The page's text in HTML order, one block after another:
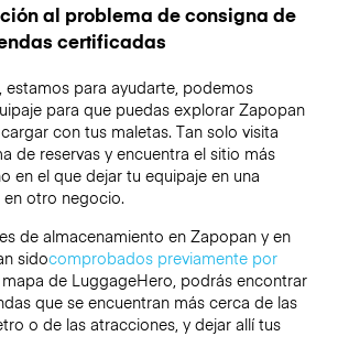
al problema de consigna de
certificadas
estamos para ayudarte, podemos
para que puedas explorar Zapopan
con tus maletas. Tan solo visita
de reservas y encuentra el sitio más
en el que dejar tu equipaje en una
otro negocio.
de almacenamiento en Zapopan y en
sidocomprobados previamente por
mapa de LuggageHero, podrás encontrar
que se encuentran más cerca de las
o de las atracciones, y dejar allí tus